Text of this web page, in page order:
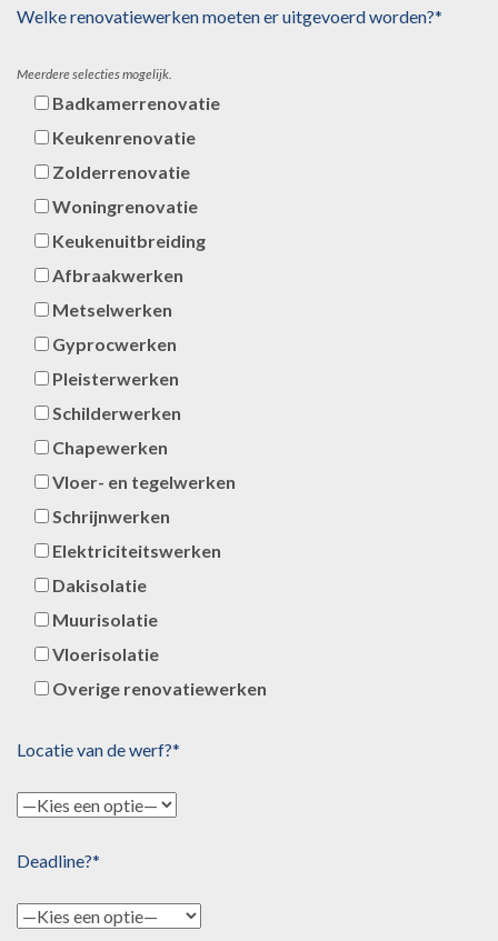
Welke renovatiewerken moeten er uitgevoerd worden?*
Meerdere selecties mogelijk.
Badkamerrenovatie
Keukenrenovatie
Zolderrenovatie
Woningrenovatie
Keukenuitbreiding
Afbraakwerken
Metselwerken
Gyprocwerken
Pleisterwerken
Schilderwerken
Chapewerken
Vloer- en tegelwerken
Schrijnwerken
Elektriciteitswerken
Dakisolatie
Muurisolatie
Vloerisolatie
Overige renovatiewerken
Locatie van de werf?*
Deadline?*